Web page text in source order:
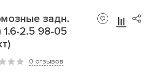
задн.
1.6-2.5 98-05
0 отзывов